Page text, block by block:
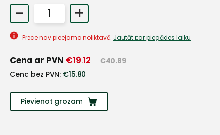
- +
Prece nav pieejama noliktavā. Jautāt par piegādes laiku
Cena ar PVN €19.12 €40.89
Cena bez PVN: €15.80
Pievienot grozam
Sazinies
+